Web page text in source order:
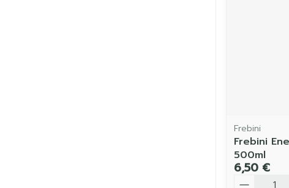
Frebini
Frebini
500ml
6,50 €
Quantité